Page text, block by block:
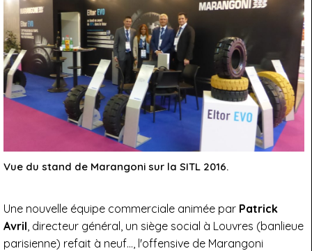
Vue du stand de Marangoni sur la SITL 2016.
Une nouvelle équipe commerciale animée par Patrick
Avril , directeur général, un siège social à Louvres (banlieue
parisienne) refait à neuf…, l'offensive de Marangoni